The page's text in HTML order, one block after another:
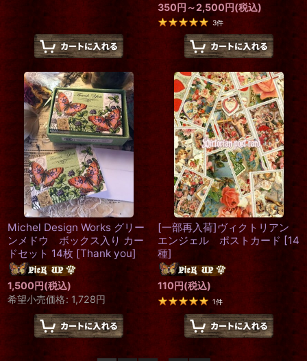
350円 ～2,500円(税込)
3件
Michel Design Works グリー
ンメドウ ボックス入り カー
ドセット 14枚 [Thank you]
1,500円(税込)
希望小売価格: 1,728円
[一部再入荷]ヴィクトリアン
エンジェル ポストカード [14
種]
110円(税込)
1件